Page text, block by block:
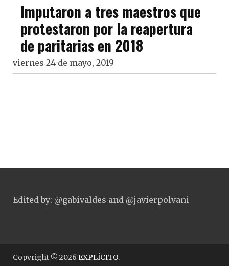
Imputaron a tres maestros que
protestaron por la reapertura
de paritarias en 2018
viernes 24 de mayo, 2019
Edited by: @gabivaldes and @javierpolvani
Copyright © 2026 EXPLÍCITO.